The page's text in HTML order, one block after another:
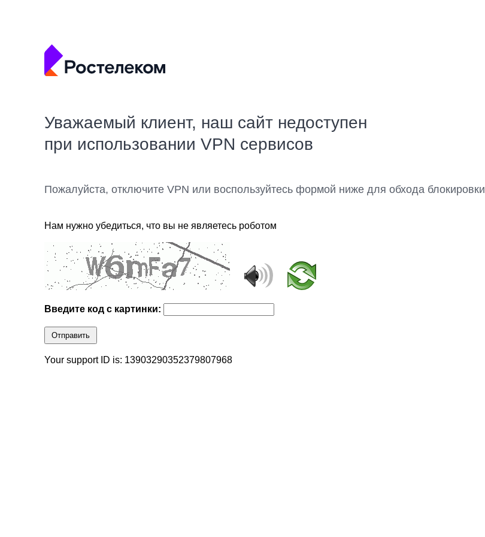
Уважаемый клиент, наш сайт недоступен
при использовании VPN сервисов
Пожалуйста, отключите VPN или воспользуйтесь формой ниже для обхода блокировки
Нам нужно убедиться, что вы не являетесь роботом
Введите код с картинки:
Отправить
Your support ID is: 13903290352379807968